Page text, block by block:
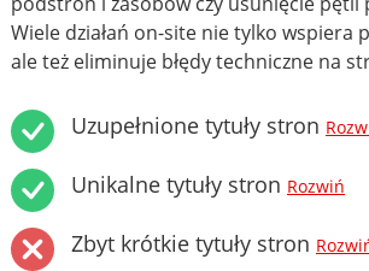
Wiele działań on-site nie tylko wspiera
ale też eliminuje błędy techniczne na
Uzupełnione tytuły stron
Unikalne tytuły stron Rozwiń
Zbyt krótkie tytuły stron